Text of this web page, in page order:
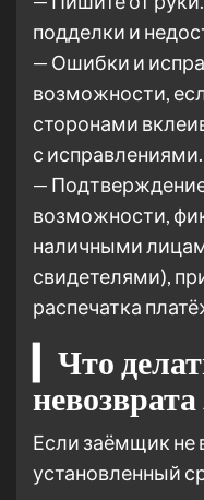
подделки и
— Ошибки и
возможности,
сторонами
с исправлениями.
—
возможности,
наличными
свидетелями),
распечатка
▎Что
Если заёмщик не
установленный